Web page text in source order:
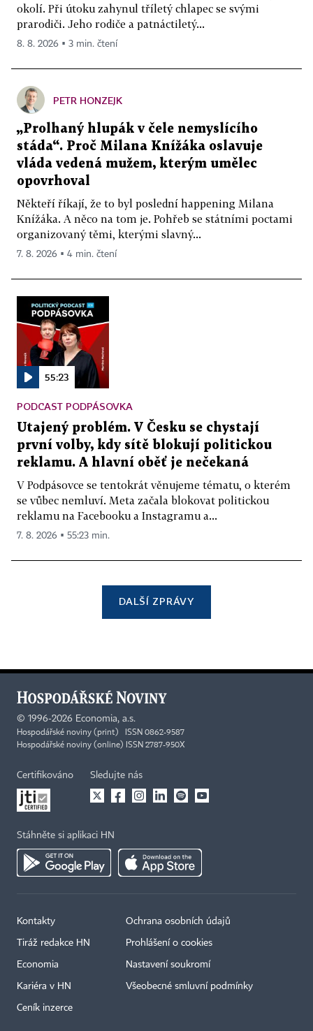
okolí. Při útoku zahynul tříletý chlapec se svými
prarodiči. Jeho rodiče a patnáctiletý...
8. 8. 2026 ▪ 3 min. čtení
PETR HONZEJK
„Prolhaný hlupák v čele nemyslícího
stáda“. Proč Milana Knížáka oslavuje
vláda vedená mužem, kterým umělec
opovrhoval
Někteří říkají, že to byl poslední happening Milana
Knížáka. A něco na tom je. Pohřeb se státními poctami
organizovaný těmi, kterými slavný...
7. 8. 2026 ▪ 4 min. čtení
55:23
PODCAST PODPÁSOVKA
Utajený problém. V Česku se chystají
první volby, kdy sítě blokují politickou
reklamu. A hlavní oběť je nečekaná
V Podpásovce se tentokrát věnujeme tématu, o kterém
se vůbec nemluví. Meta začala blokovat politickou
reklamu na Facebooku a Instagramu a...
7. 8. 2026 ▪ 55:23 min.
DALŠÍ ZPRÁVY
© 1996-2026 Economia, a.s.
Hospodářské noviny (print) ISSN 0862-9587
Hospodářské noviny (online) ISSN 2787-950X
Certifikováno Sledujte nás
Stáhněte si aplikaci HN
Kontakty
Tiráž redakce HN
Economia
Kariéra v HN
Ceník inzerce
Ochrana osobních údajů
Prohlášení o cookies
Nastavení soukromí
Všeobecné smluvní podmínky